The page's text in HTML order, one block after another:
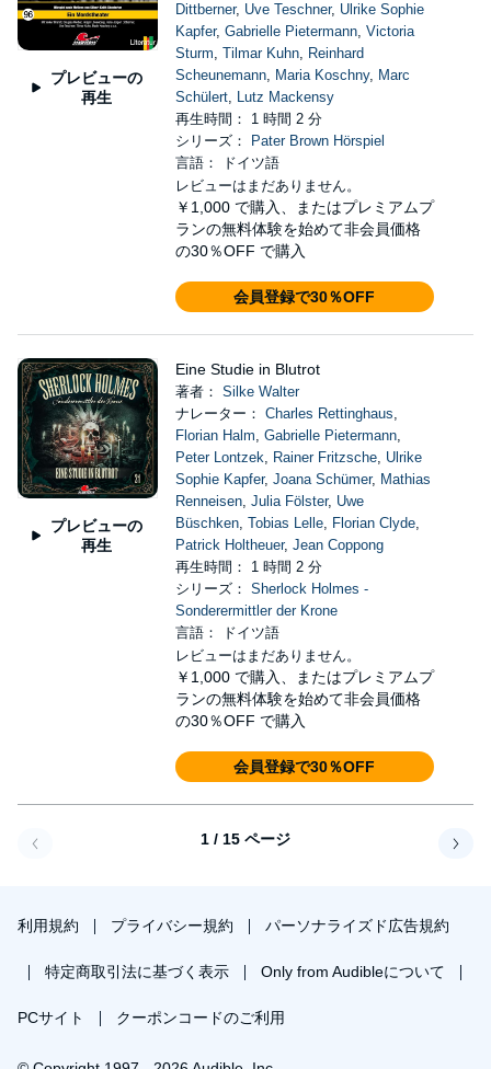
プレビューの
再生
Dittberner, Uve Teschner, Ulrike Sophie
Kapfer, Gabrielle Pietermann, Victoria
Sturm, Tilmar Kuhn, Reinhard
Scheunemann, Maria Koschny, Marc
Schülert, Lutz Mackensy
再生時間： 1 時間 2 分
シリーズ：
Pater Brown Hörspiel
言語： ドイツ語
レビューはまだありません。
￥1,000 で購入、またはプレミアムプ
ランの無料体験を始めて非会員価格
の30％OFF で購入
会員登録で30％OFF
プレビューの
再生
Eine Studie in Blutrot
著者： Silke Walter
ナレーター： Charles Rettinghaus,
Florian Halm, Gabrielle Pietermann,
Peter Lontzek, Rainer Fritzsche, Ulrike
Sophie Kapfer, Joana Schümer, Mathias
Renneisen, Julia Fölster, Uwe
Büschken, Tobias Lelle, Florian Clyde,
Patrick Holtheuer, Jean Coppong
再生時間： 1 時間 2 分
シリーズ： Sherlock Holmes -
Sonderermittler der Krone
言語： ドイツ語
レビューはまだありません。
￥1,000 で購入、またはプレミアムプ
ランの無料体験を始めて非会員価格
の30％OFF で購入
会員登録で30％OFF
1 / 15 ページ
利用規約 プライバシー規約 パーソナライズド広告規約
特定商取引法に基づく表示 Only from Audibleについて
PCサイト クーポンコードのご利用